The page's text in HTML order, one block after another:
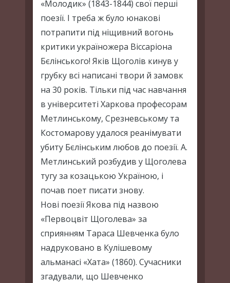
«Молодик» (1843-1844) свої перші
поезії. І треба ж було юнакові
потрапити під ніщивний вогонь
критики україножера Віссаріона
Бєлінського! Яків Щоголів кинув у
грубку всі написані твори й замовк
на 30 років. Тільки під час навчання
в університеті Харкова професорам
Метлинському, Срезневському та
Костомарову удалося реанімувати
убиту Бєлінським любов до поезії. А.
Метлинський розбудив у Щоголева
тугу за козацькою Україною, і
почав поет писати знову.
Нові поезії Якова під назвою
«Первоцвіт Щоголева» за
сприянням Тараса Шевченка було
надруковано в Кулішевому
альманасі «Хата» (1860). Сучасники
згадували, що Шевченко